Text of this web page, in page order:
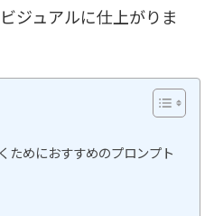
ジュアルに仕上がりま
ためにおすすめのプロンプト